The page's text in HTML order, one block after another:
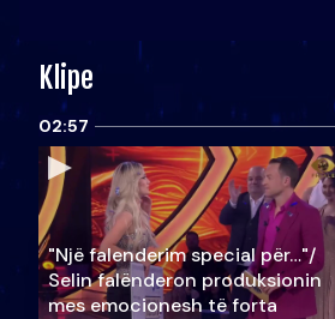
Klipe
02:57
"Një falenderim special për…"/
Selin falënderon produksionin
mes emocionesh të forta